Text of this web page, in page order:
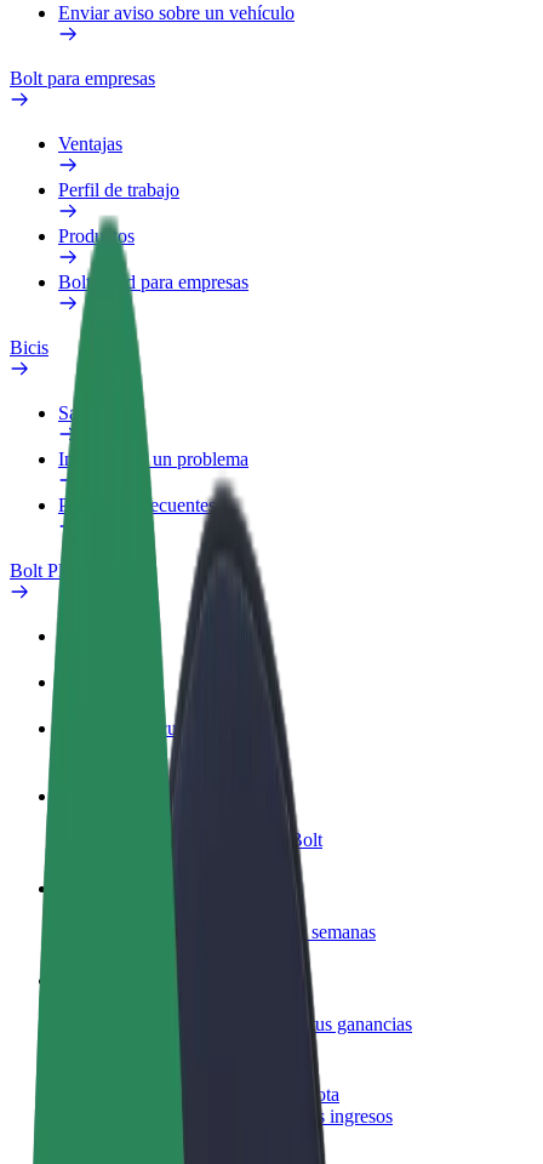
Enviar aviso sobre un vehículo
Bolt para empresas
Ventajas
Perfil de trabajo
Productos
Bolt Food para empresas
Bicis
Safety Lab
Informar de un problema
Preguntas frecuentes
Bolt Plus
Preguntas frecuentes
Colaborar como conductor
Gana dinero colaborando con Bolt
Repartí comida y cobrá todas las semanas
Llegá a más clientes y maximizá tus ganancias
Registrarse como propietario de flota
Añadí tu flota a Bolt y potenciá tus ingresos